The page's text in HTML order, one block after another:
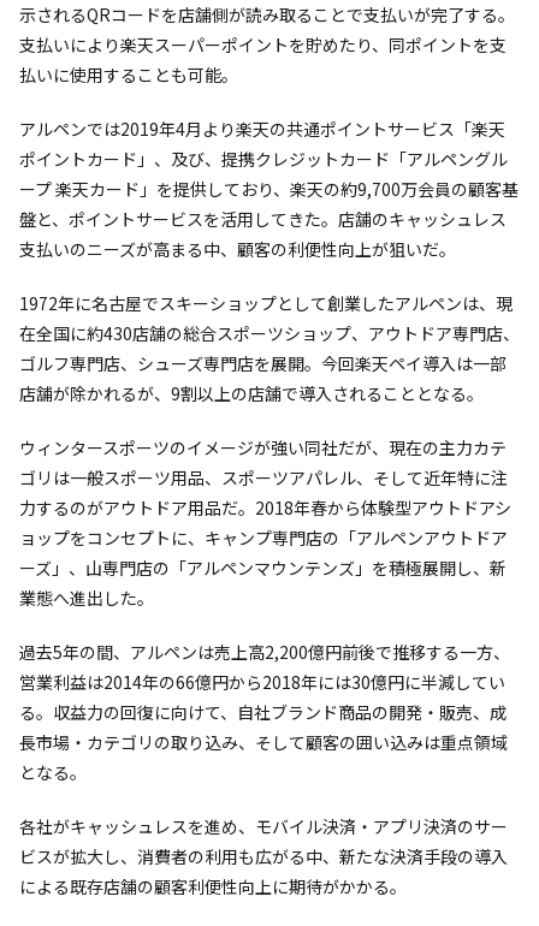
示されるQRコードを店舗側が読み取ることで支払いが完了する。
支払いにより楽天スーパーポイントを貯めたり、同ポイントを支
払いに使用することも可能。
アルペンでは2019年4月より楽天の共通ポイントサービス「楽天
ポイントカード」、及び、提携クレジットカード「アルペングル
ープ 楽天カード」を提供しており、楽天の約9,700万会員の顧客基
盤と、ポイントサービスを活用してきた。店舗のキャッシュレス
支払いのニーズが高まる中、顧客の利便性向上が狙いだ。
1972年に名古屋でスキーショップとして創業したアルペンは、現
在全国に約430店舗の総合スポーツショップ、アウトドア専門店、
ゴルフ専門店、シューズ専門店を展開。今回楽天ペイ導入は一部
店舗が除かれるが、9割以上の店舗で導入されることとなる。
ウィンタースポーツのイメージが強い同社だが、現在の主力カテ
ゴリは一般スポーツ用品、スポーツアパレル、そして近年特に注
力するのがアウトドア用品だ。2018年春から体験型アウトドアシ
ョップをコンセプトに、キャンプ専門店の「アルペンアウトドア
ーズ」、山専門店の「アルペンマウンテンズ」を積極展開し、新
業態へ進出した。
過去5年の間、アルペンは売上高2,200億円前後で推移する一方、
営業利益は2014年の66億円から2018年には30億円に半減してい
る。収益力の回復に向けて、自社ブランド商品の開発・販売、成
長市場・カテゴリの取り込み、そして顧客の囲い込みは重点領域
となる。
各社がキャッシュレスを進め、モバイル決済・アプリ決済のサー
ビスが拡大し、消費者の利用も広がる中、新たな決済手段の導入
による既存店舗の顧客利便性向上に期待がかかる。